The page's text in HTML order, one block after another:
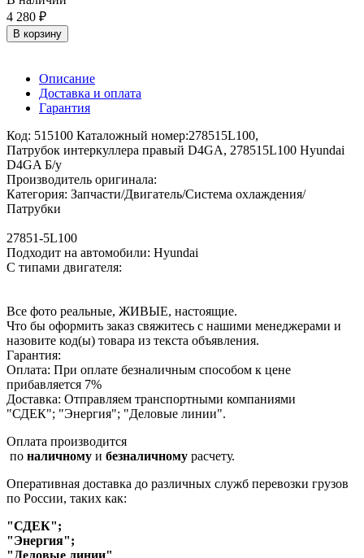
4 280 ₽
В корзину
Описание
Доставка и оплата
Гарантия
Код: 515100 Каталожный номер:278515L100,
Патрубок интеркуллера правый D4GA, 278515L100 Hyundai
D4GA Б/у
Производитель оригинала:
Категория: Запчасти/Двигатель/Система охлаждения/
Патрубки
27851-5L100
Подходит на автомобили: Hyundai
С типами двигателя:
Все фото реальные, ЖИВЫЕ, настоящие.
Что бы оформить заказ свяжитесь с нашими менеджерами и
назовите код(ы) товара из текста объявления.
Гарантия:
Оплата: При оплате безналичным способом к цене
прибавляется 7%
Доставка: Отправляем транспортными компаниями
"СДЕК"; "Энергия"; "Деловые линии".
Оплата производится
по наличному и безналичному расчету.
Оперативная доставка до различных служб перевозки грузов
по России, таких как:
"СДЕК";
"Энергия";
"Деловые линии"